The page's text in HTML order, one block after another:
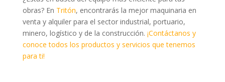
obras? En Tritón, encontrarás la mejor maquinaria en
venta y alquiler para el sector industrial, portuario,
minero, logístico y de la construcción. ¡Contáctanos y
conoce todos los productos y servicios que tenemos
para ti!